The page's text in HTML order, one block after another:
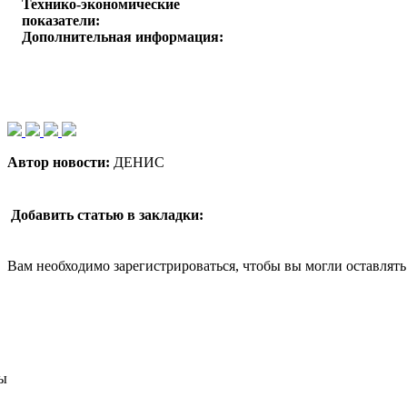
Технико-экономические
показатели:
Дополнительная информация:
Автор новости: ДЕНИС
Добавить статью в закладки:
Вам необходимо зарегистрироваться, чтобы вы могли